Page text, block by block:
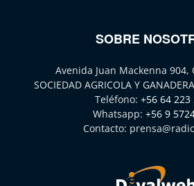
SOBRE
Avenida Juan Mackenna 904,
SOCIEDAD AGRICOLA Y
Teléfono: +56 64 223
Whatsapp: +56 9
Contacto: